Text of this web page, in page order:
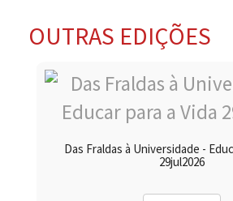
OUTRAS EDIÇÕES
Das Fraldas à Universidade -
29jul2026